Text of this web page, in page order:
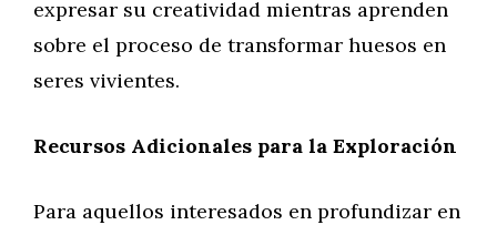
expresar su creatividad mientras aprenden
sobre el proceso de transformar huesos en
seres vivientes.
Recursos Adicionales para la Exploración
Para aquellos interesados en profundizar en